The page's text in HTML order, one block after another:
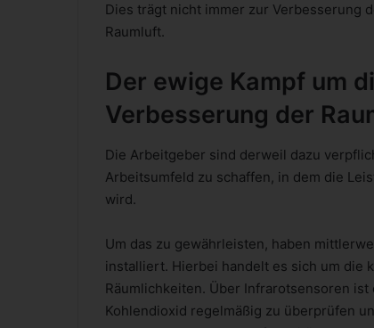
Dies trägt nicht immer zur Verbesserung
Raumluft.
Der ewige Kampf um
Verbesserung der
Die Arbeitgeber sind derweil dazu
Arbeitsumfeld zu schaffen, in dem die
wird.
Um das zu gewährleisten, haben
installiert. Hierbei handelt es sich um die
Räumlichkeiten. Über Infrarotsensoren
Kohlendioxid regelmäßig zu überprüfen